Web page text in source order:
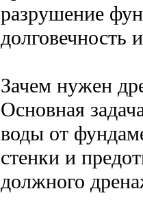
разрушение
долговечность
Зачем нужен
Основная
воды от
стенки и
должного